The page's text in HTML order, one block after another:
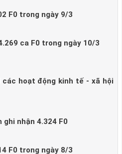
F0 trong ngày 9/3
ca F0 trong ngày 10/3
các hoạt động kinh tế - xã hội
ghi nhận 4.324 F0
F0 trong ngày 8/3